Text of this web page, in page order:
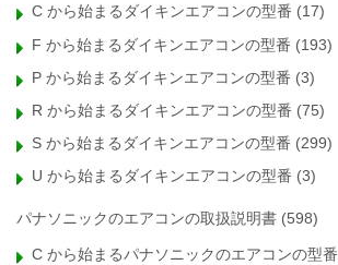
C から始まるダイキンエアコンの型番 (17)
F から始まるダイキンエアコンの型番 (193)
P から始まるダイキンエアコンの型番 (3)
R から始まるダイキンエアコンの型番 (75)
S から始まるダイキンエアコンの型番 (299)
U から始まるダイキンエアコンの型番 (3)
パナソニックのエアコンの取扱説明書 (598)
C から始まるパナソニックのエアコンの型番